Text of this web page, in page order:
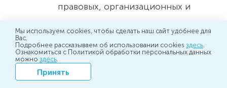
правовых, организационных и
персональных данных от
неправомерного или случайного
доступа к ним, уничтожения,
изменения, блокирования,
Мы используем cookies, чтобы сделать наш сайт удобнее для
Вас.
Подробнее рассказываем об использовании cookies здесь.
Ознакомиться с Политикой обработки персональных данных
можно здесь.
Принять